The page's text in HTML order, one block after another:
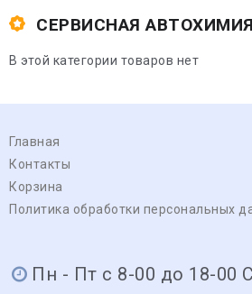
СЕРВИСНАЯ АВТОХИМИЯ
В этой категории товаров нет
Главная
Контакты
Корзина
Политика обработки персональных
Пн - Пт с 8-00 до 18-00